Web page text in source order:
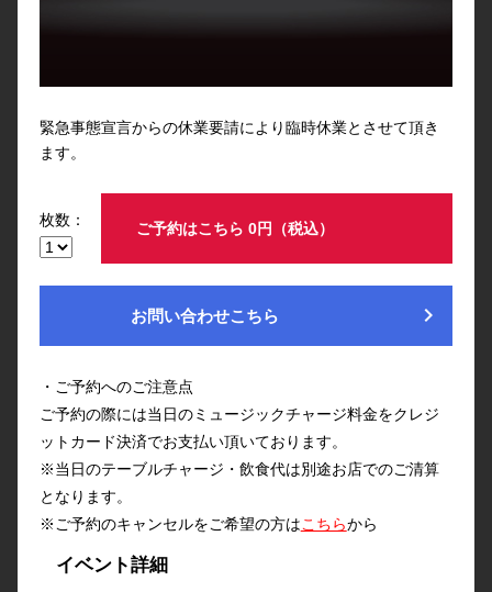
緊急事態宣言からの休業要請により臨時休業とさせて頂き
ます。
枚数： ご予約はこちら 0円（税込）
お問い合わせこちら chevron_right
・ご予約へのご注意点
ご予約の際には当日のミュージックチャージ料金をクレジ
ットカード決済でお支払い頂いております。
※当日のテーブルチャージ・飲食代は別途お店でのご清算
となります。
※ご予約のキャンセルをご希望の方はこちらから
イベント詳細